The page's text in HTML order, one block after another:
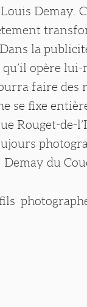
Demay.
la
opère
faire des
se fixe
Rouget-de-
du